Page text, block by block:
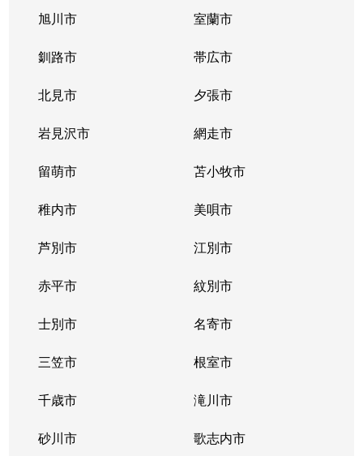
厚別南
2,900万円
ひばりが丘(北海道)
厚別南
3,400万円
ひばりが丘(北海道)
大谷地西
1,900万円
大谷地
大谷地西
1,400万円
大谷地
大谷地西
1,500万円
大谷地
大谷地西
1,500万円
大谷地
大谷地東
3,100万円
大谷地
大谷地東
1,700万円
大谷地
大谷地東
1,700万円
大谷地
大谷地東
2,600万円
大谷地
大谷地東
2,300万円
大谷地
大谷地東
2,700万円
大谷地
旭川市 室蘭市
釧路市 帯広市
北見市 夕張市
岩見沢市 網走市
留萌市 苫小牧市
稚内市 美唄市
芦別市 江別市
赤平市 紋別市
士別市 名寄市
三笠市 根室市
千歳市 滝川市
砂川市 歌志内市